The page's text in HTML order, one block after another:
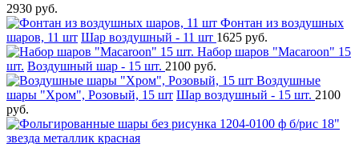
2930 руб.
Фонтан из воздушных
шаров, 11 шт Шар воздушный - 11 шт 1625 руб.
Набор шаров "Macaroon" 15
шт. Воздушный шар - 15 шт. 2100 руб.
Воздушные
шары "Хром", Розовый, 15 шт Шар воздушный - 15 шт. 2100
руб.